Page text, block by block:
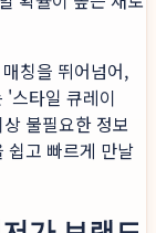
칭을 뛰어넘어,
'스타일 큐레이
불필요한 정보
쉽고 빠르게 만날